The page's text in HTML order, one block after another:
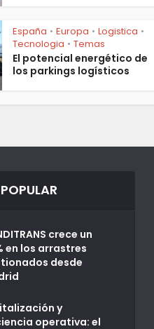
España • Europa • Logistica •
Tecnologia • Temas
El potencial energético de
los parkings logísticos
crece un
en los arrastres
desde
y
operativa: el